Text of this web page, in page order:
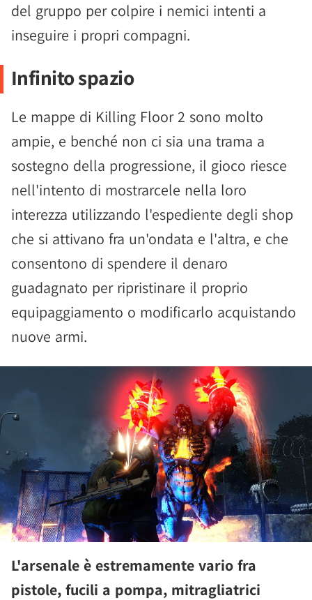
del gruppo per colpire i nemici intenti a
inseguire i propri compagni.
Infinito spazio
Le mappe di Killing Floor 2 sono molto
ampie, e benché non ci sia una trama a
sostegno della progressione, il gioco riesce
nell'intento di mostrarcele nella loro
interezza utilizzando l'espediente degli shop
che si attivano fra un'ondata e l'altra, e che
consentono di spendere il denaro
guadagnato per ripristinare il proprio
equipaggiamento o modificarlo acquistando
nuove armi.
L'arsenale è estremamente vario fra
pistole, fucili a pompa, mitragliatrici